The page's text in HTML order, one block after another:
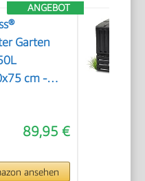
ANGEBOT
Garten
cm -
89,95 €
ansehen